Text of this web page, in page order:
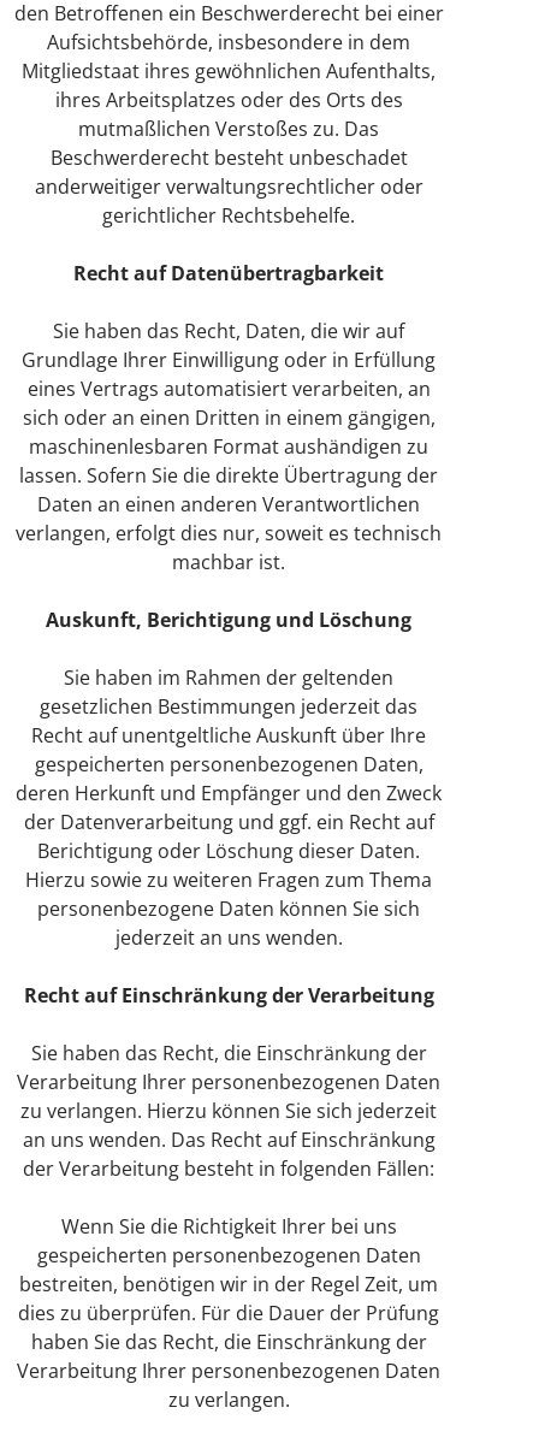
den Betroffenen ein Beschwerderecht bei einer
Aufsichtsbehörde, insbesondere in dem
Mitgliedstaat ihres gewöhnlichen Aufenthalts,
ihres Arbeitsplatzes oder des Orts des
mutmaßlichen Verstoßes zu. Das
Beschwerderecht besteht unbeschadet
anderweitiger verwaltungsrechtlicher oder
gerichtlicher Rechtsbehelfe.
Recht auf Daten­übertrag­barkeit
Sie haben das Recht, Daten, die wir auf
Grundlage Ihrer Einwilligung oder in Erfüllung
eines Vertrags automatisiert verarbeiten, an
sich oder an einen Dritten in einem gängigen,
maschinenlesbaren Format aushändigen zu
lassen. Sofern Sie die direkte Übertragung der
Daten an einen anderen Verantwortlichen
verlangen, erfolgt dies nur, soweit es technisch
machbar ist.
Auskunft, Berichtigung und Löschung
Sie haben im Rahmen der geltenden
gesetzlichen Bestimmungen jederzeit das
Recht auf unentgeltliche Auskunft über Ihre
gespeicherten personenbezogenen Daten,
deren Herkunft und Empfänger und den Zweck
der Datenverarbeitung und ggf. ein Recht auf
Berichtigung oder Löschung dieser Daten.
Hierzu sowie zu weiteren Fragen zum Thema
personenbezogene Daten können Sie sich
jederzeit an uns wenden.
Recht auf Einschränkung der Verarbeitung
Sie haben das Recht, die Einschränkung der
Verarbeitung Ihrer personenbezogenen Daten
zu verlangen. Hierzu können Sie sich jederzeit
an uns wenden. Das Recht auf Einschränkung
der Verarbeitung besteht in folgenden Fällen:
Wenn Sie die Richtigkeit Ihrer bei uns
gespeicherten personenbezogenen Daten
bestreiten, benötigen wir in der Regel Zeit, um
dies zu überprüfen. Für die Dauer der Prüfung
haben Sie das Recht, die Einschränkung der
Verarbeitung Ihrer personenbezogenen Daten
zu verlangen.